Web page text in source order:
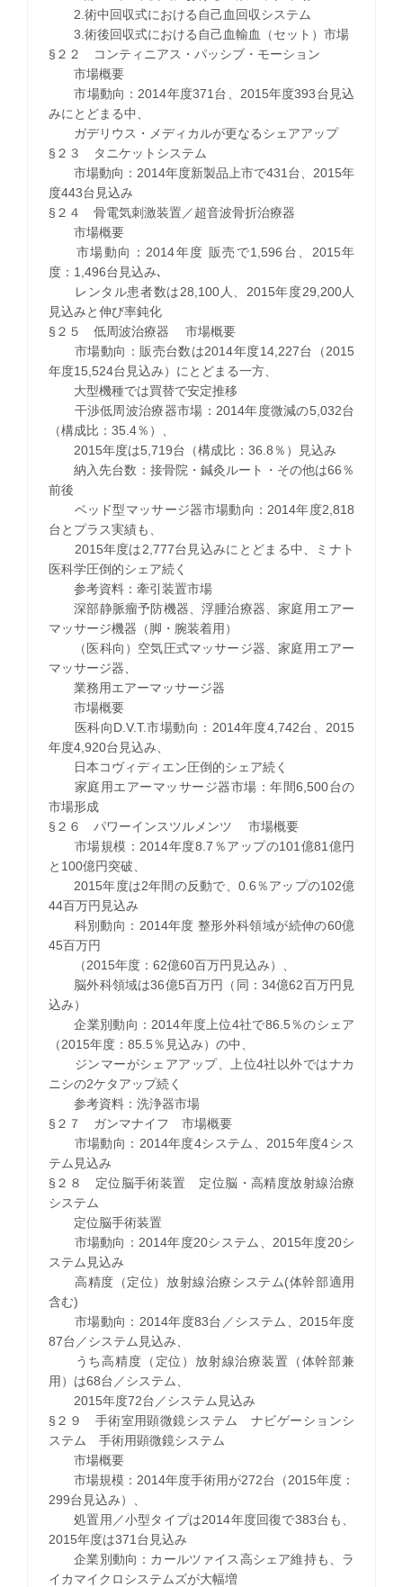
2.術中回収式における自己血回収システム
3.術後回収式における自己血輸血（セット）市場
§２２ コンティニアス・パッシブ・モーション
市場概要
市場動向：2014年度371台、2015年度393台見込
みにとどまる中、
ガデリウス・メディカルが更なるシェアアップ
§２３ タニケットシステム
市場動向：2014年度新製品上市で431台、2015年
度443台見込み
§２４ 骨電気刺激装置／超音波骨折治療器
市場概要
市場動向：2014年度 販売で1,596台、2015年
度：1,496台見込み､
レンタル患者数は28,100人、2015年度29,200人
見込みと伸び率鈍化
§２５ 低周波治療器 市場概要
市場動向：販売台数は2014年度14,227台（2015
年度15,524台見込み）にとどまる一方、
大型機種では買替で安定推移
干渉低周波治療器市場：2014年度微減の5,032台
（構成比：35.4％）、
2015年度は5,719台（構成比：36.8％）見込み
納入先台数：接骨院・鍼灸ルート・その他は66％
前後
ベッド型マッサージ器市場動向：2014年度2,818
台とプラス実績も、
2015年度は2,777台見込みにとどまる中、ミナト
医科学圧倒的シェア続く
参考資料：牽引装置市場
深部静脈瘤予防機器、浮腫治療器、家庭用エアー
マッサージ機器（脚・腕装着用）
（医科向）空気圧式マッサージ器、家庭用エアー
マッサージ器、
業務用エアーマッサージ器
市場概要
医科向D.V.T.市場動向：2014年度4,742台、2015
年度4,920台見込み、
日本コヴィディエン圧倒的シェア続く
家庭用エアーマッサージ器市場：年間6,500台の
市場形成
§２６ パワーインスツルメンツ 市場概要
市場規模：2014年度8.7％アップの101億81億円
と100億円突破、
2015年度は2年間の反動で、0.6％アップの102億
44百万円見込み
科別動向：2014年度 整形外科領域が続伸の60億
45百万円
（2015年度：62億60百万円見込み）、
脳外科領域は36億5百万円（同：34億62百万円見
込み）
企業別動向：2014年度上位4社で86.5％のシェア
（2015年度：85.5％見込み）の中、
ジンマーがシェアアップ、上位4社以外ではナカ
ニシの2ケタアップ続く
参考資料：洗浄器市場
§２７ ガンマナイフ 市場概要
市場動向：2014年度4システム、2015年度4シス
テム見込み
§２８ 定位脳手術装置 定位脳・高精度放射線治療
システム
定位脳手術装置
市場動向：2014年度20システム、2015年度20シ
ステム見込み
高精度（定位）放射線治療システム(体幹部適用
含む)
市場動向：2014年度83台／システム、2015年度
87台／システム見込み、
うち高精度（定位）放射線治療装置（体幹部兼
用）は68台／システム、
2015年度72台／システム見込み
§２９ 手術室用顕微鏡システム ナビゲーションシ
ステム 手術用顕微鏡システム
市場概要
市場規模：2014年度手術用が272台（2015年度：
299台見込み）、
処置用／小型タイプは2014年度回復で383台も、
2015年度は371台見込み
企業別動向：カールツァイス高シェア維持も、ラ
イカマイクロシステムズが大幅増